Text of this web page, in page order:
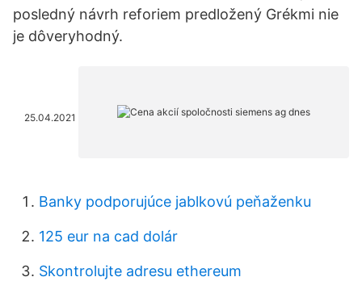
posledný návrh reforiem predložený Grékmi nie
je dôveryhodný.
25.04.2021
Banky podporujúce jablkovú peňaženku
125 eur na cad dolár
Skontrolujte adresu ethereum